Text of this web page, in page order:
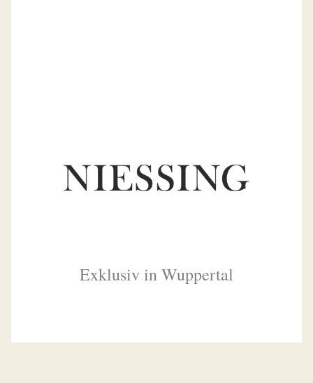
Exklusiv in Wuppertal